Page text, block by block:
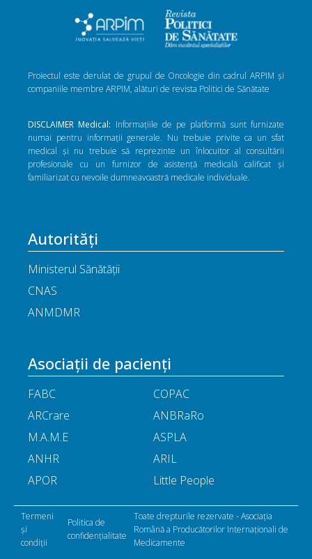
Proiectul este derulat de grupul de Oncologie din cadrul ARPIM și
companiile membre ARPIM, alături de revista Politici de Sănătate
DISCLAIMER Medical: Informațiile de pe platformă sunt furnizate
numai pentru informații generale. Nu trebuie privite ca un sfat
medical și nu trebuie să reprezinte un înlocuitor al consultării
profesionale cu un furnizor de asistență medicală calificat și
familiarizat cu nevoile dumneavoastră medicale individuale.
Autorități
Ministerul Sănătății
CNAS
ANMDMR
Asociații de pacienți
FABC
COPAC
ARCrare
ANBRaRo
M.A.M.E
ASPLA
ANHR
ARIL
APOR
Little People
Termeni
și
condiții
Politica de
confidențialitate
Toate drepturile rezervate - Asociația
Română a Producătorilor Internaționali de
Medicamente